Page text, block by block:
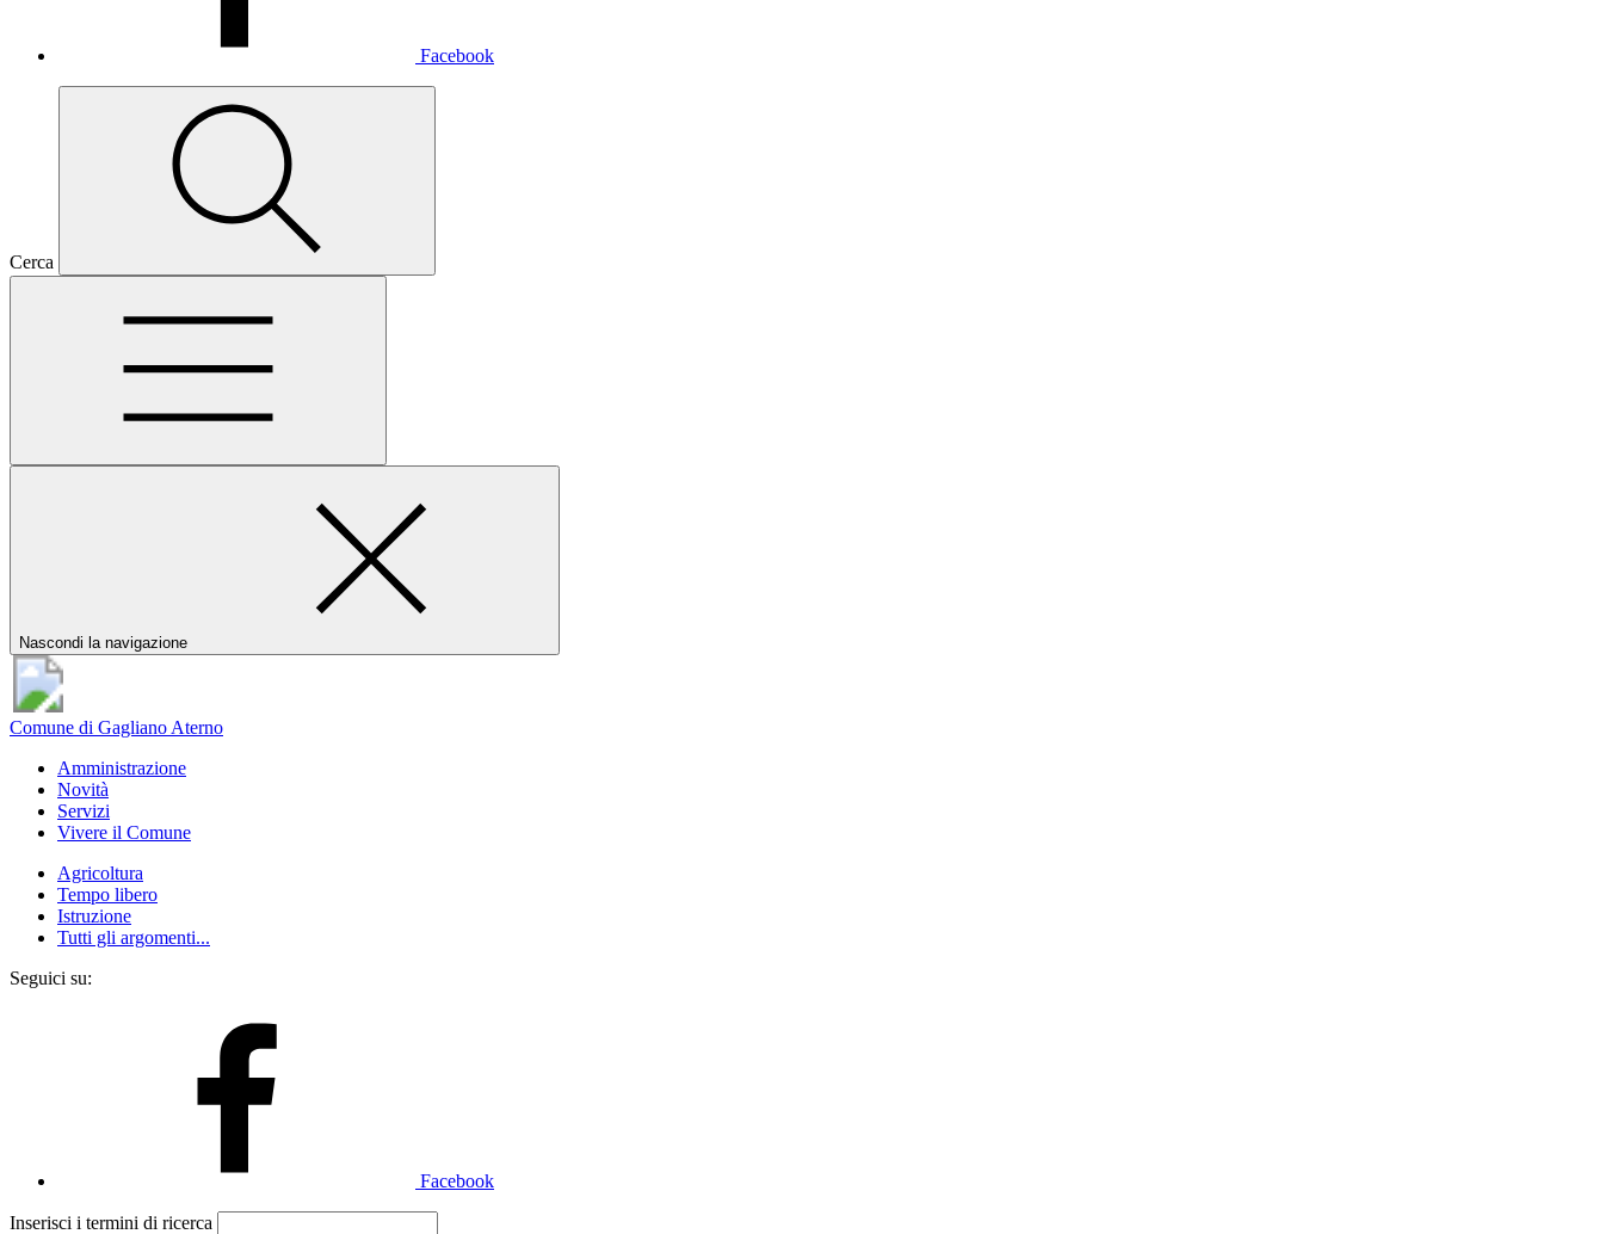
Facebook
Cerca
Nascondi la navigazione
Comune di Gagliano Aterno
Amministrazione
Novità
Servizi
Vivere il Comune
Agricoltura
Tempo libero
Istruzione
Tutti gli argomenti...
Seguici su:
Facebook
Inserisci i termini di ricerca